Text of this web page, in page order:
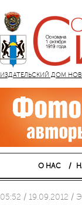
ИЗДАТЕЛЬСКИЙ ДОМ
О НАС
05:52 / 19.09.2012 /